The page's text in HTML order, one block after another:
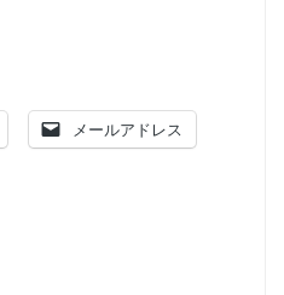
メールアドレス